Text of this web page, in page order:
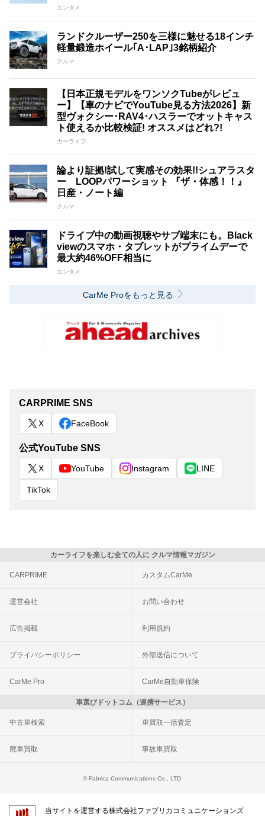
エンタメ
ランドクルーザー250を三様に魅せる18インチ
軽量鍛造ホイール｢A･LAP｣3銘柄紹介
クルマ
【日本正規モデルをワンソクTubeがレビュ
ー】【車のナビでYouTube見る方法2026】新
型ヴォクシー･RAV4･ハスラーでオットキャス
ト使えるか比較検証! オススメはどれ?!
カーライフ
論より証拠!試して実感その効果!!シュアラスタ
ー LOOPパワーショット 『ザ・体感！！』
日産・ノート編
クルマ
ドライブ中の動画視聴やサブ端末にも。Black
viewのスマホ・タブレットがプライムデーで
最大約46%OFF相当に
エンタメ
CarMe Proをもっと見る
CARPRIME SNS
X FaceBook
公式YouTube SNS
X YouTube Instagram LINE
TikTok
カーライフを楽しむ全ての人に クルマ情報マガジン
CARPRIME カスタムCarMe
運営会社 お問い合わせ
広告掲載 利用規約
プライバシーポリシー 外部送信について
CarMe Pro CarMe自動車保険
車選びドットコム（連携サービス）
中古車検索 車買取一括査定
廃車買取 事故車買取
© Fabrica Communications Co., LTD.
当サイトを運営する株式会社ファブリカコミュニケーションズ